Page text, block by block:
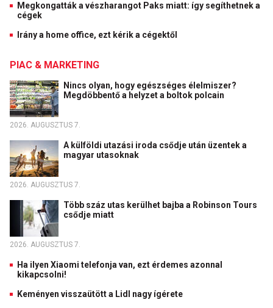
Megkongatták a vészharangot Paks miatt: így segíthetnek a
cégek
Irány a home office, ezt kérik a cégektől
PIAC & MARKETING
Nincs olyan, hogy egészséges élelmiszer?
Megdöbbentő a helyzet a boltok polcain
2026. AUGUSZTUS 7.
A külföldi utazási iroda csődje után üzentek a
magyar utasoknak
2026. AUGUSZTUS 7.
Több száz utas kerülhet bajba a Robinson Tours
csődje miatt
2026. AUGUSZTUS 7.
Ha ilyen Xiaomi telefonja van, ezt érdemes azonnal
kikapcsolni!
Keményen visszaütött a Lidl nagy ígérete